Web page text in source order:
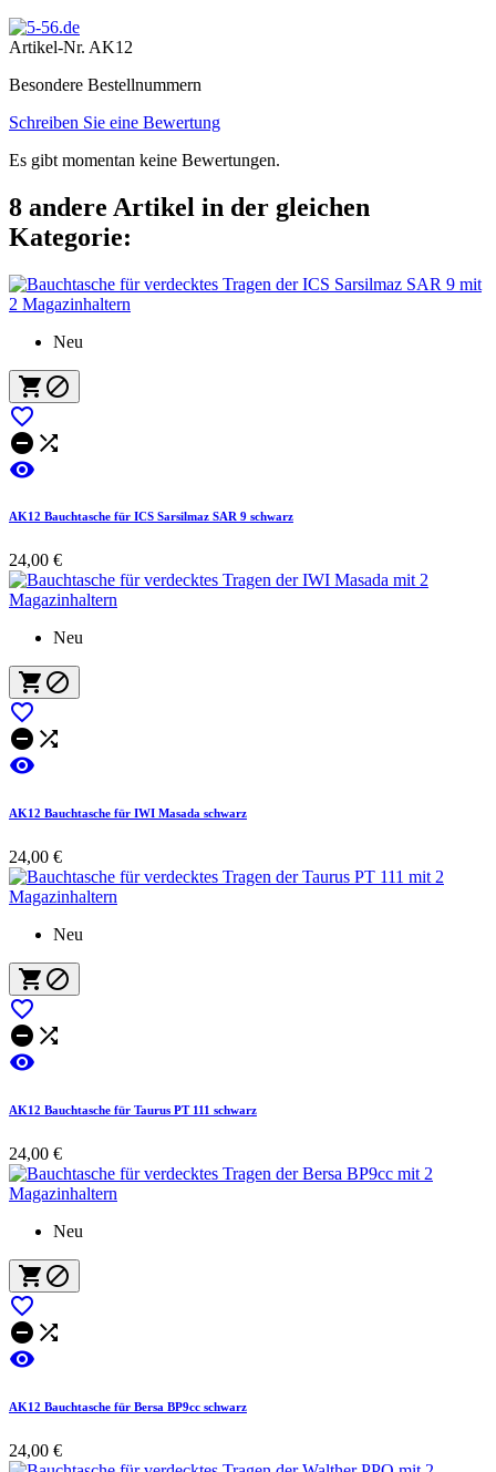
Artikel-Nr. AK12
Besondere Bestellnummern
Schreiben Sie eine Bewertung
Es gibt momentan keine Bewertungen.
8 andere Artikel in der gleichen
Kategorie:
Neu
 

 

AK12 Bauchtasche für ICS Sarsilmaz SAR 9 schwarz
24,00 €
Neu
 

 

AK12 Bauchtasche für IWI Masada schwarz
24,00 €
Neu
 

 

AK12 Bauchtasche für Taurus PT 111 schwarz
24,00 €
Neu
 

 

AK12 Bauchtasche für Bersa BP9cc schwarz
24,00 €